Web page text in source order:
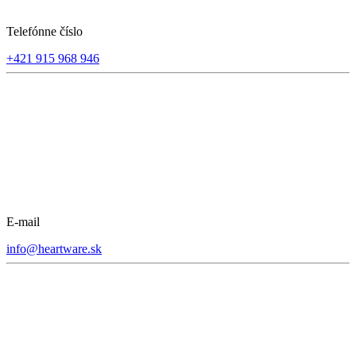
Telefónne číslo
+421 915 968 946
E-mail
info@heartware.sk